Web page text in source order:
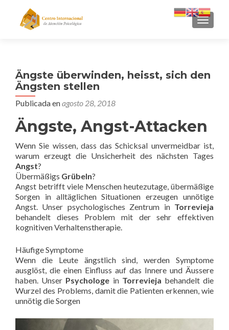
Ängste überwinden, heisst, sich den
Ängsten stellen
Publicada enagosto 28, 2018
Ängste, Angst-Attacken
Wenn Sie wissen, dass das Schicksal unvermeidbar ist,
warum erzeugt die Unsicherheit des nächsten Tages
Angst?
Übermäßigs Grübeln?
Angst betrifft viele Menschen heutezutage, übermäßige
Sorgen in alltäglichen Situationen erzeugen unnötige
Angst. Unser psychologisches Zentrum in Torrevieja
behandelt dieses Problem mit der sehr effektiven
kognitiven Verhaltenstherapie.
Häufige Symptome
Wenn die Leute ängstlich sind, werden Symptome
ausglöst, die einen Einfluss auf das Innere und Äussere
haben. Unser Psychologe in Torrevieja behandelt die
Wurzel des Problems, damit die Patienten erkennen, wie
unnötig die Sorgen